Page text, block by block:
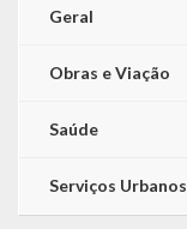
Geral
Obras e Viação
Saúde
Serviços Urbanos